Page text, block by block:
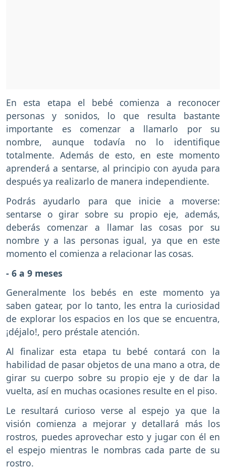
En esta etapa el bebé comienza a reconocer
personas y sonidos, lo que resulta bastante
importante es comenzar a llamarlo por su
nombre, aunque todavía no lo identifique
totalmente. Además de esto, en este momento
aprenderá a sentarse, al principio con ayuda para
después ya realizarlo de manera independiente.
Podrás ayudarlo para que inicie a moverse:
sentarse o girar sobre su propio eje, además,
deberás comenzar a llamar las cosas por su
nombre y a las personas igual, ya que en este
momento el comienza a relacionar las cosas.
- 6 a 9 meses
Generalmente los bebés en este momento ya
saben gatear, por lo tanto, les entra la curiosidad
de explorar los espacios en los que se encuentra,
¡déjalo!, pero préstale atención.
Al finalizar esta etapa tu bebé contará con la
habilidad de pasar objetos de una mano a otra, de
girar su cuerpo sobre su propio eje y de dar la
vuelta, así en muchas ocasiones resulte en el piso.
Le resultará curioso verse al espejo ya que la
visión comienza a mejorar y detallará más los
rostros, puedes aprovechar esto y jugar con él en
el espejo mientras le nombras cada parte de su
rostro.